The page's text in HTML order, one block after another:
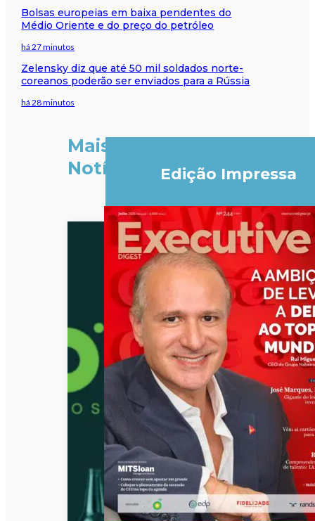
Bolsas europeias em baixa pendentes do
Médio Oriente e do preço do petróleo
há 27 minutos
Zelensky diz que até 50 mil soldados norte-
coreanos poderão ser enviados para a Rússia
há 28 minutos
Mais
Notícias
Edição Impressa